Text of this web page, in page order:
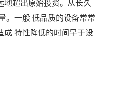
超出原始投资。从长久
。一般 低品质的设备常常
成 特性降低的时间早于设